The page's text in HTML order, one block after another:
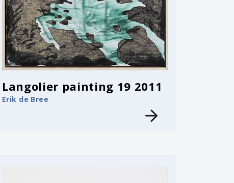
Langolier painting 19 2011
Erik de Bree